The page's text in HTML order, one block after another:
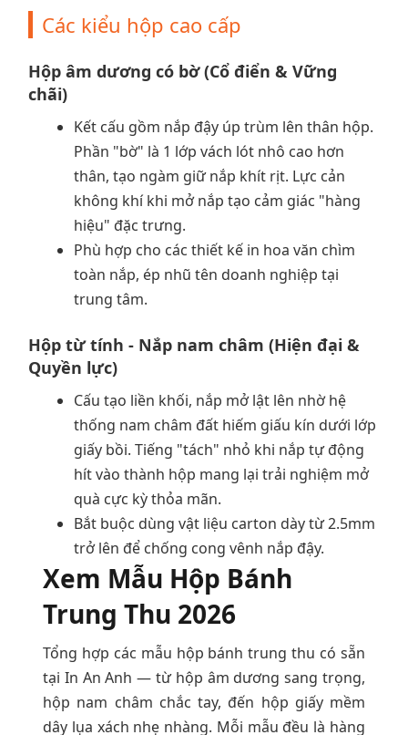
Các kiểu hộp cao cấp
Hộp âm dương có bờ (Cổ điển & Vững
chãi)
Kết cấu gồm nắp đậy úp trùm lên thân hộp.
Phần "bờ" là 1 lớp vách lót nhô cao hơn
thân, tạo ngàm giữ nắp khít rịt. Lực cản
không khí khi mở nắp tạo cảm giác "hàng
hiệu" đặc trưng.
Phù hợp cho các thiết kế in hoa văn chìm
toàn nắp, ép nhũ tên doanh nghiệp tại
trung tâm.
Hộp từ tính - Nắp nam châm (Hiện đại &
Quyền lực)
Cấu tạo liền khối, nắp mở lật lên nhờ hệ
thống nam châm đất hiếm giấu kín dưới lớp
giấy bồi. Tiếng "tách" nhỏ khi nắp tự động
hít vào thành hộp mang lại trải nghiệm mở
quà cực kỳ thỏa mãn.
Bắt buộc dùng vật liệu carton dày từ 2.5mm
trở lên để chống cong vênh nắp đậy.
Xem Mẫu Hộp Bánh
Trung Thu 2026
Tổng hợp các mẫu hộp bánh trung thu có sẵn
tại In An Anh — từ hộp âm dương sang trọng,
hộp nam châm chắc tay, đến hộp giấy mềm
dây lụa xách nhẹ nhàng. Mỗi mẫu đều là hàng